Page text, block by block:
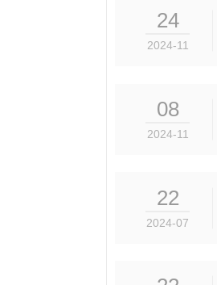
24
2024-11
08
2024-11
22
2024-07